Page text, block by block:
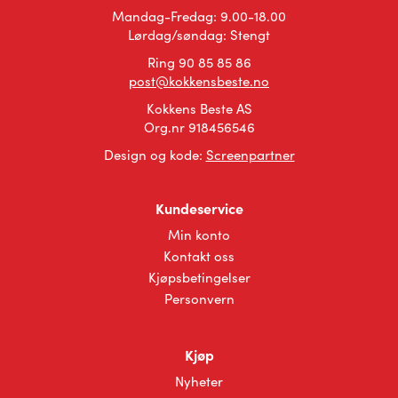
produktsiden
Mandag-Fredag: 9.00-18.00
Lørdag/søndag: Stengt
Ring 90 85 85 86
post@kokkensbeste.no
Kokkens Beste AS
Org.nr 918456546
Design og kode: Screenpartner
Kundeservice
Min konto
Kontakt oss
Kjøpsbetingelser
Personvern
Kjøp
Nyheter